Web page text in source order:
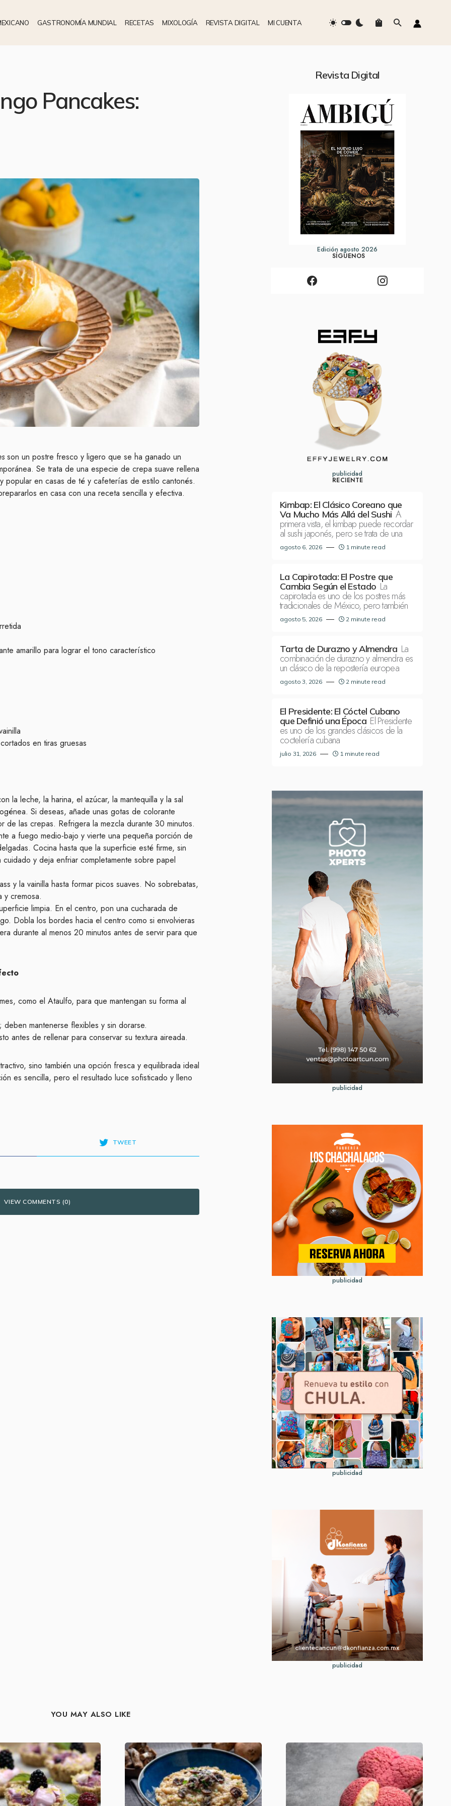
GASTRONOMÍA MUNDIAL RECETAS MIXOLOGÍA REVISTA DIGITAL MI CUENTA
Pancakes:
son un postre fresco y ligero que se ha ganado un
Se trata de una especie de crepa suave rellena
popular en casas de té y cafeterías de estilo cantonés.
en casa con una receta sencilla y efectiva.
amarillo para lograr el tono característico
en tiras gruesas
la leche, la harina, el azúcar, la mantequilla y la sal
Si deseas, añade unas gotas de colorante
de las crepas. Refrigera la mezcla durante 30 minutos.
a fuego medio-bajo y vierte una pequeña porción de
Cocina hasta que la superficie esté firme, sin
y deja enfriar completamente sobre papel
y la vainilla hasta formar picos suaves. No sobrebatas,
y cremosa.
limpia. En el centro, pon una cucharada de
Dobla los bordes hacia el centro como si envolvieras
durante al menos 20 minutos antes de servir para que
como el Ataulfo, para que mantengan su forma al
mantenerse flexibles y sin dorarse.
antes de rellenar para conservar su textura aireada.
sino también una opción fresca y equilibrada ideal
es sencilla, pero el resultado luce sofisticado y lleno
TWEET
VIEW COMMENTS (0)
Revista Digital
Edición agosto 2026
SÍGUENOS
publicidad
RECIENTE
Kimbap: El Clásico Coreano que
Va Mucho Más Allá del Sushi A
primera vista, el kimbap puede recordar
al sushi japonés, pero se trata de una
agosto 6, 2026 1 minute read
La Capirotada: El Postre que
Cambia Según el Estado La
capirotada es uno de los postres más
tradicionales de México, pero también
agosto 5, 2026 2 minute read
Tarta de Durazno y Almendra La
combinación de durazno y almendra es
un clásico de la repostería europea
agosto 3, 2026 2 minute read
El Presidente: El Cóctel Cubano
que Definió una Época El Presidente
es uno de los grandes clásicos de la
coctelería cubana
julio 31, 2026 1 minute read
publicidad
publicidad
publicidad
publicidad
YOU MAY ALSO LIKE